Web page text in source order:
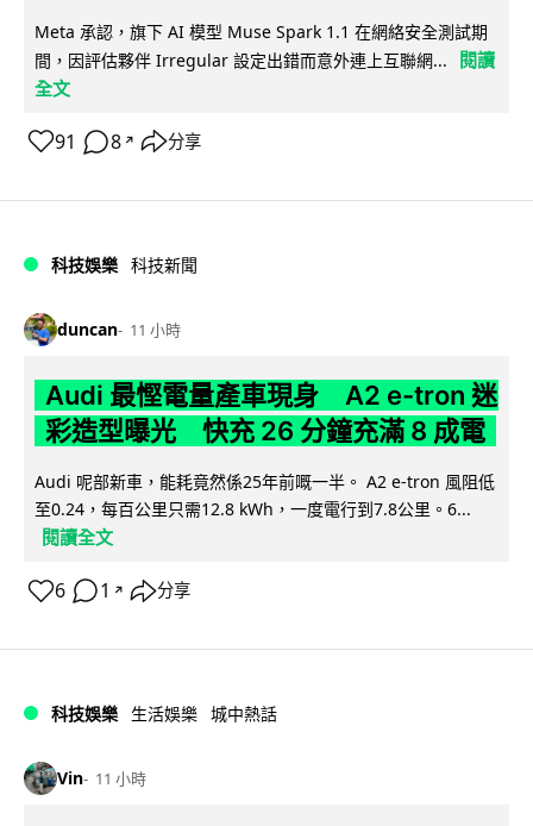
Meta 承認，旗下 AI 模型 Muse Spark 1.1 在網絡安全測試期
間，因評估夥伴 Irregular 設定出錯而意外連上互聯網...
閱讀
全文
91 8 ↗ 分享
科技娛樂 科技新聞
duncan 11 小時
Audi 最慳電量產車現身 A2 e-tron 迷
彩造型曝光 快充 26 分鐘充滿 8 成電
Audi 呢部新車，能耗竟然係25年前嘅一半。 A2 e-tron 風阻低
至0.24，每百公里只需12.8 kWh，一度電行到7.8公里。6...
閱讀全文
6 1 ↗ 分享
科技娛樂 生活娛樂 城中熱話
Vin 11 小時